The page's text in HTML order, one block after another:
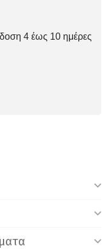
4 έως 10 ημέρες